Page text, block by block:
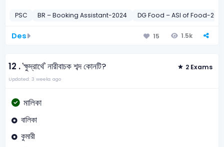
PSC BR – Booking Assistant-2024 DG Food – ASI of Food-2021
Des 15 1.5k
12 .'ক্ষুদ্রার্থে' নারীবাচক শব্দ কোনটি? 2 Exams
Updated: 3 weeks ago
মালিকা
বালিকা
কুমারী